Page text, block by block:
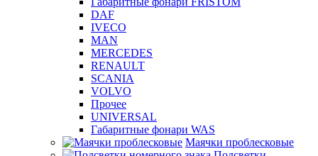
DAF
IVECO
MAN
MERCEDES
RENAULT
SCANIA
VOLVO
Прочее
UNIVERSAL
Габаритные фонари WAS
Маячки проблесковые